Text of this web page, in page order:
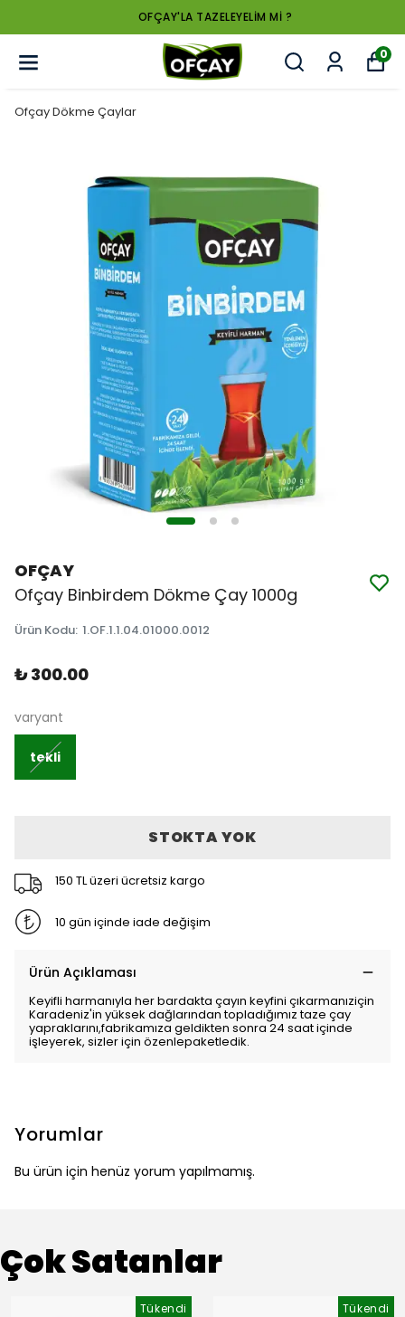
OFÇAY'LA TAZELEYELİM Mİ ?
0
Ofçay Dökme Çaylar
OFÇAY
Ofçay Binbirdem Dökme Çay 1000g
Ürün Kodu: 1.OF.1.1.04.01000.0012
₺ 300.00
varyant
tekli
STOKTA YOK
150 TL üzeri ücretsiz kargo
10 gün içinde iade değişim
Ürün Açıklaması
Keyifli harmanıyla her bardakta çayın keyfini çıkarmanıziçin
Karadeniz'in yüksek dağlarından topladığımız taze çay
yapraklarını,fabrikamıza geldikten sonra 24 saat içinde
işleyerek, sizler için özenlepaketledik.
Yorumlar
Bu ürün için henüz yorum yapılmamış.
Çok Satanlar
Tükendi Tükendi